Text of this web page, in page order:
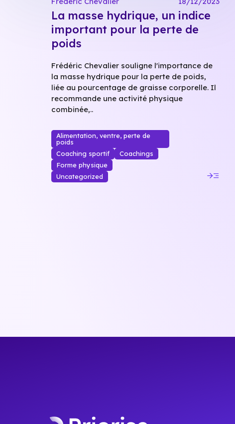
La masse hydrique, un indice
important pour la perte de
poids
Frédéric Chevalier souligne l'importance de
la masse hydrique pour la perte de poids,
liée au pourcentage de graisse corporelle. Il
recommande une activité physique
combinée,..
Alimentation, ventre, perte de
poids
Coaching sportif
Coachings
Forme physique
Uncategorized
read_more